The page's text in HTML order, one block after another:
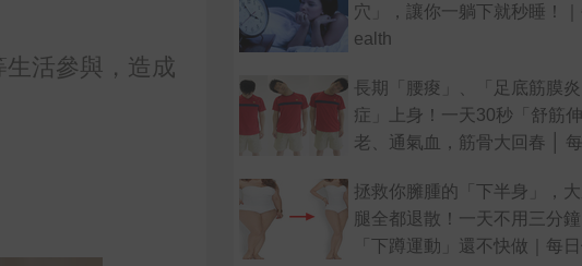
活參與，造成
穴」，讓你一躺下就秒睡！
ealth
長期「腰痠」、「足底筋膜
症」上身！一天30秒「舒筋
老、通氣血，筋骨大回春 │
拯救你臃腫的「下半身」，
腿全都退散！一天不用三分
「下蹲運動」還不快做｜每